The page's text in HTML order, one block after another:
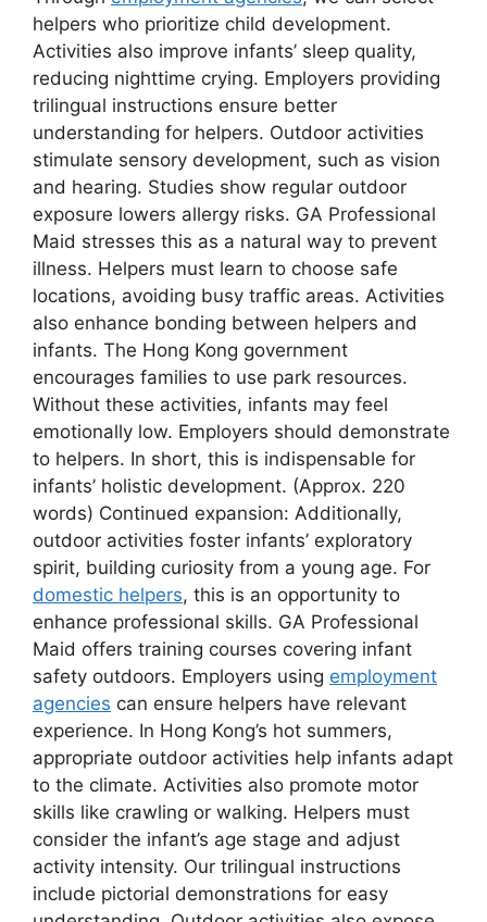
helpers who prioritize child development.
Activities also improve infants’ sleep quality,
reducing nighttime crying. Employers providing
trilingual instructions ensure better
understanding for helpers. Outdoor activities
stimulate sensory development, such as vision
and hearing. Studies show regular outdoor
exposure lowers allergy risks. GA Professional
Maid stresses this as a natural way to prevent
illness. Helpers must learn to choose safe
locations, avoiding busy traffic areas. Activities
also enhance bonding between helpers and
infants. The Hong Kong government
encourages families to use park resources.
Without these activities, infants may feel
emotionally low. Employers should demonstrate
to helpers. In short, this is indispensable for
infants’ holistic development. (Approx. 220
words) Continued expansion: Additionally,
outdoor activities foster infants’ exploratory
spirit, building curiosity from a young age. For
domestic helpers, this is an opportunity to
enhance professional skills. GA Professional
Maid offers training courses covering infant
safety outdoors. Employers using employment
agencies can ensure helpers have relevant
experience. In Hong Kong’s hot summers,
appropriate outdoor activities help infants adapt
to the climate. Activities also promote motor
skills like crawling or walking. Helpers must
consider the infant’s age stage and adjust
activity intensity. Our trilingual instructions
include pictorial demonstrations for easy